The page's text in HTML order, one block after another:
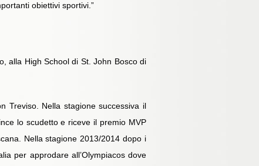
obiettivi sportivi.”
alla High School di St. John Bosco di
Treviso. Nella stagione successiva il
lo scudetto e riceve il premio MVP
Nella stagione 2013/2014 dopo i
per approdare all’Olympiacos dove